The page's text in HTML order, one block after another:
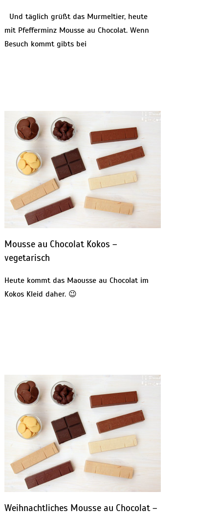
Und täglich grüßt das Murmeltier, heute
mit Pfefferminz Mousse au Chocolat. Wenn
Besuch kommt gibts bei
Mousse au Chocolat Kokos –
vegetarisch
Heute kommt das Maousse au Chocolat im
Kokos Kleid daher. 😉
Weihnachtliches Mousse au Chocolat –